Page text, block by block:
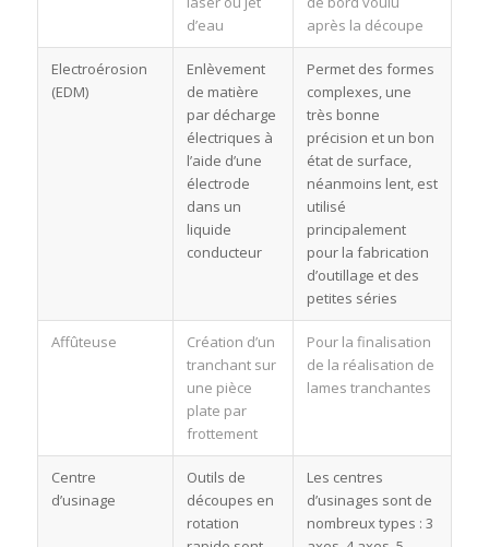
d’eau
après la découpe
Electroérosion
(EDM)
Enlèvement
de matière
par décharge
électriques à
l’aide d’une
électrode
dans un
liquide
conducteur
Permet des formes
complexes, une
très bonne
précision et un bon
état de surface,
néanmoins lent, est
utilisé
principalement
pour la fabrication
d’outillage et des
petites séries
Affûteuse
Création d’un
tranchant sur
une pièce
plate par
frottement
Pour la finalisation
de la réalisation de
lames tranchantes
Centre
d’usinage
Outils de
découpes en
rotation
Les centres
d’usinages sont de
nombreux types : 3